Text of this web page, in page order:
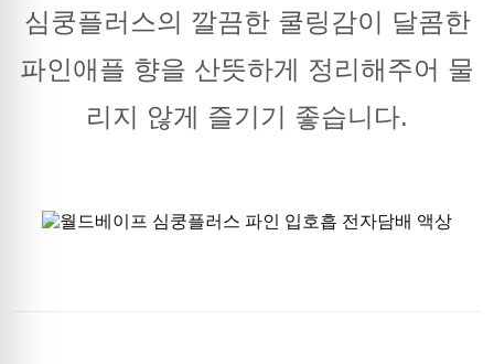
심쿵플러스의 깔끔한 쿨링감이 달콤한
파인애플 향을 산뜻하게 정리해주어 물
리지 않게 즐기기 좋습니다.